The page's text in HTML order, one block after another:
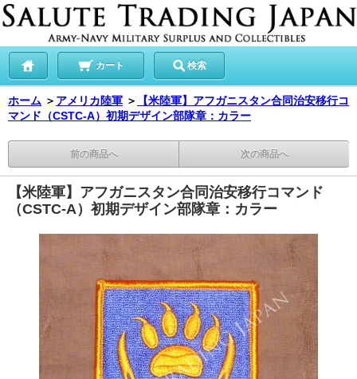
カート 検索
ホーム ＞ アメリカ陸軍 ＞
【米陸軍】アフガニスタン合同治安移行コ
マンド（CSTC-A）初期デザイン部隊章：カラー
前の商品へ 次の商品へ
【米陸軍】アフガニスタン合同治安移行コマンド
（CSTC-A）初期デザイン部隊章：カラー